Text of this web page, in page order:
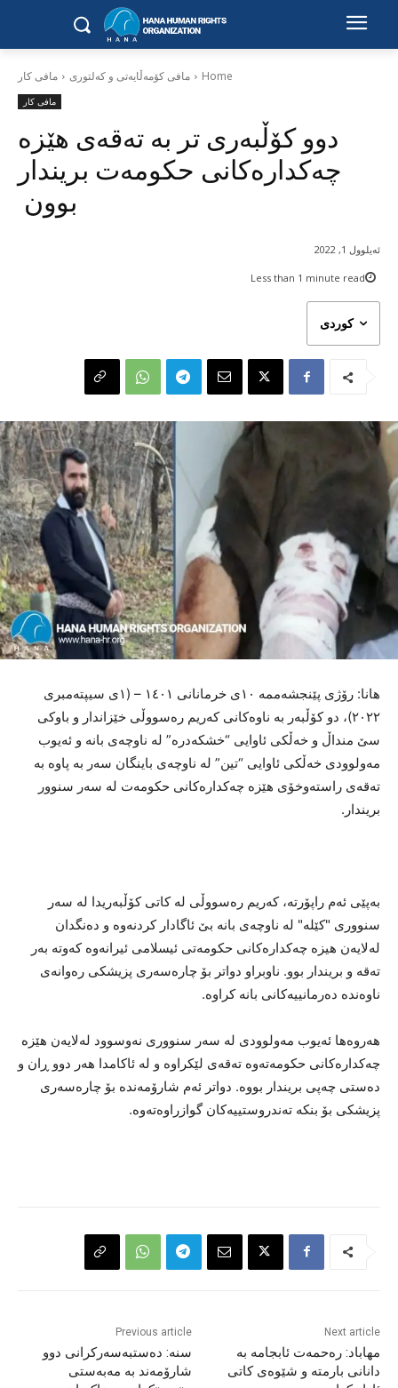
Home مافی کۆمەڵایەتی و کەلتوری مافی کار
مافی کار
دوو کۆڵبەری تر بە تەقەی هێزە
چەکدارەکانی حکومەت بریندار
بوون
ئەیلوول 1, 2022
Less than 1 minute read
کوردی
هانا: رۆژی پێنجشەممە ١٠ی خرمانانی ١٤٠١ – (١ی سیپتەمبری
٢٠٢٢)، دو کۆڵبەر بە ناوەکانی کەریم رەسووڵی خێزاندار و باوکی
سێ منداڵ و خەڵکی ئاوایی “خشکەدرە” لە ناوچەی بانە و ئەیوب
مەولوودی خەڵکی ئاوایی “تین” لە ناوچەی باینگان سەر بە پاوە بە
تەقەی راستەوخۆی هێزە چەکدارەکانی حکومەت لە سەر سنوور
بریندار.
بەپێی ئەم راپۆرتە، کەریم رەسووڵی لە کاتی کۆڵبەریدا لە سەر
سنووری "کێلە" لە ناوچەی بانە بێ ئاگادار کردنەوە و دەنگدان
لەلایەن هیزە چەکدارەکانی حکومەتی ئیسلامی ئیرانەوە کەوتە بەر
تەقە و بریندار بوو. ناوبراو دواتر بۆ چارەسەری پزیشکی رەوانەی
ناوەندە دەرمانییەکانی بانە کراوە.
هەروەها ئەیوب مەولوودی لە سەر سنووری نەوسوود لەلایەن هێزە
چەکدارەکانی حکومەتەوە تەقەی لێکراوە و لە ئاکامدا هەر دوو ڕان و
دەستی چەپی بریندار بووە. دواتر ئەم شارۆمەندە بۆ چارەسەری
پزیشکی بۆ بنکە تەندروستییەکان گوازراوەتەوە.
Previous article
سنە: دەستبەسەرکرانی دوو
شارۆمەند بە مەبەستی
Next article
مهاباد: رەحمەت ئابجامە بە
دانانی بارمتە و شێوەی کاتی